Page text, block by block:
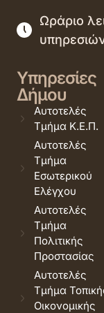
Ωράριο
Υπηρεσίες
Δήμου
Αυτοτελές
Τμήμα Κ.Ε.Π.
Αυτοτελές
Τμήμα
Εσωτερικού
Ελέγχου
Αυτοτελές
Τμήμα
Πολιτικής
Προστασίας
Αυτοτελές
Τμήμα
Οικονομικής